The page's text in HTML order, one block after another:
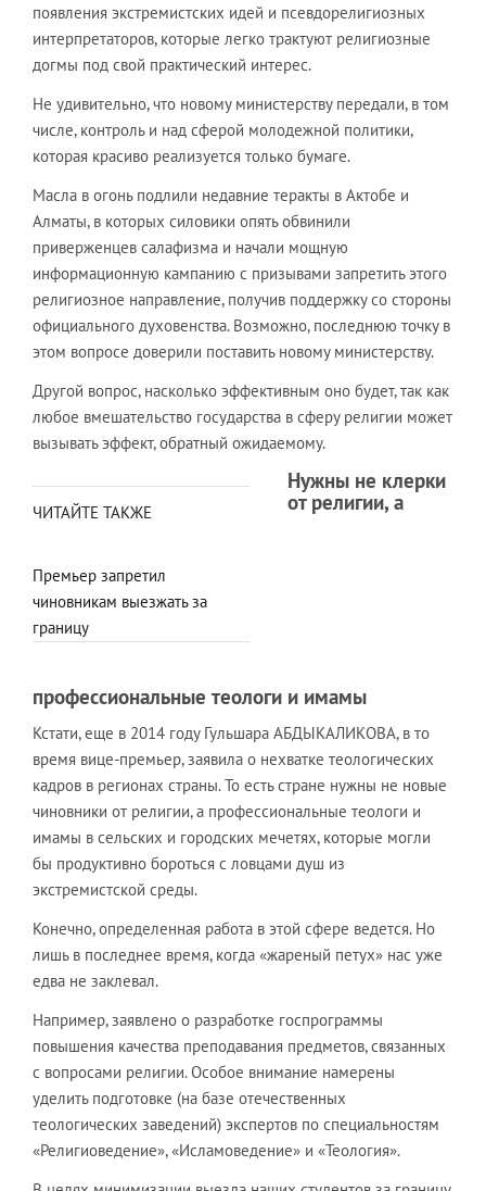
появления экстремистских идей и псевдорелигиозных
интерпретаторов, которые легко трактуют религиозные
догмы под свой практический интерес.
Не удивительно, что новому министерству передали, в том
числе, контроль и над сферой молодежной политики,
которая красиво реализуется только бумаге.
Масла в огонь подлили недавние теракты в Актобе и
Алматы, в которых силовики опять обвинили
приверженцев салафизма и начали мощную
информационную кампанию с призывами запретить этого
религиозное направление, получив поддержку со стороны
официального духовенства. Возможно, последнюю точку в
этом вопросе доверили поставить новому министерству.
Другой вопрос, насколько эффективным оно будет, так как
любое вмешательство государства в сферу религии может
вызывать эффект, обратный ожидаемому.
ЧИТАЙТЕ ТАКЖЕ
Премьер запретил
чиновникам выезжать за
границу
Нужны не клерки
от религии, а
профессиональные теологи и имамы
Кстати, еще в 2014 году Гульшара АБДЫКАЛИКОВА, в то
время вице-премьер, заявила о нехватке теологических
кадров в регионах страны. То есть стране нужны не новые
чиновники от религии, а профессиональные теологи и
имамы в сельских и городских мечетях, которые могли
бы продуктивно бороться с ловцами душ из
экстремистской среды.
Конечно, определенная работа в этой сфере ведется. Но
лишь в последнее время, когда «жареный петух» нас уже
едва не заклевал.
Например, заявлено о разработке госпрограммы
повышения качества преподавания предметов, связанных
с вопросами религии. Особое внимание намерены
уделить подготовке (на базе отечественных
теологических заведений) экспертов по специальностям
«Религиоведение», «Исламоведение» и «Теология».